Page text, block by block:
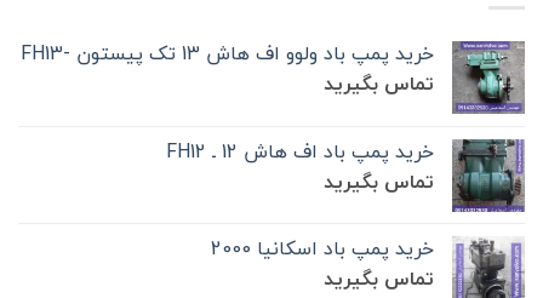
خرید پمپ باد ولوو اف هاش 13 تک‌ پیستون -FH13
تماس بگیرید
خرید پمپ باد اف هاش 12 ـ FH12
تماس بگیرید
خرید پمپ باد اسکانیا 2000
تماس بگیرید